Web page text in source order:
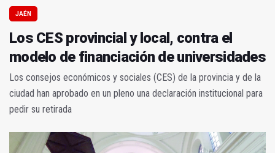
JAÉN
Los CES provincial y local, contra el
modelo de financiación de universidades
Los consejos económicos y sociales (CES) de la provincia y de la
ciudad han aprobado en un pleno una declaración institucional para
pedir su retirada